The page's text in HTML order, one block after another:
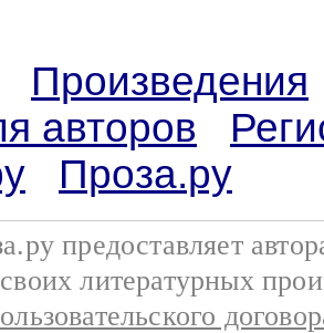
Произведения
авторов
Проза.ру
предоставляет
литературных